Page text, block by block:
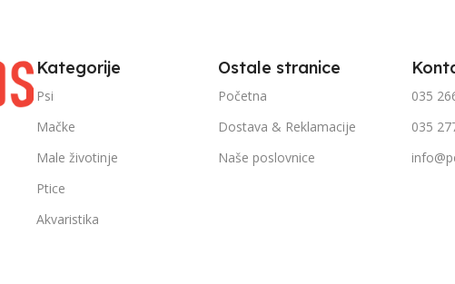
Kategorije
Psi
Mačke
Male životinje
Ptice
Akvaristika
Ostale stranice
Početna
Dostava & Reklamacije
Naše poslovnice
035
035